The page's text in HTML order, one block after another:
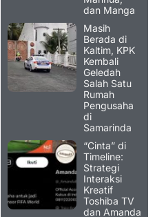
dan Manga
Masih
Berada di
Kaltim, KPK
Kembali
Geledah
Salah Satu
Rumah
Pengusaha
di
Samarinda
“Cinta” di
Timeline:
Strategi
Interaksi
Kreatif
Toshiba TV
dan Amanda